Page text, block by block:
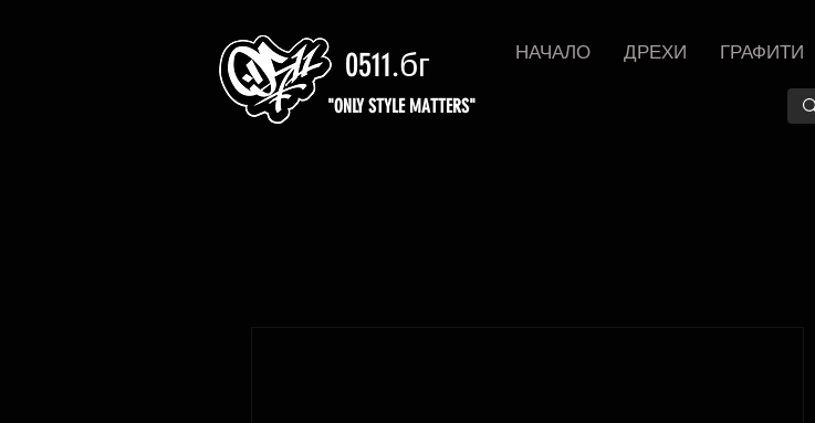
0511.бг НАЧАЛО ДРЕХИ ГРАФИТИ
"ONLY STYLE MATTERS"